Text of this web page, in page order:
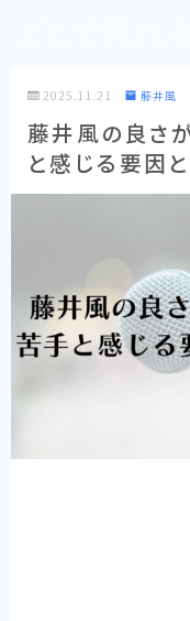
2025.11.21 藤井風
藤井風の良さ
と感じる要因